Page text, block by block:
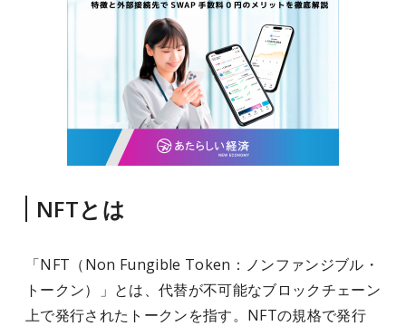
NFTとは
「NFT（Non Fungible Token：ノンファンジブル・
トークン）」とは、代替が不可能なブロックチェーン
上で発行されたトークンを指す。NFTの規格で発行